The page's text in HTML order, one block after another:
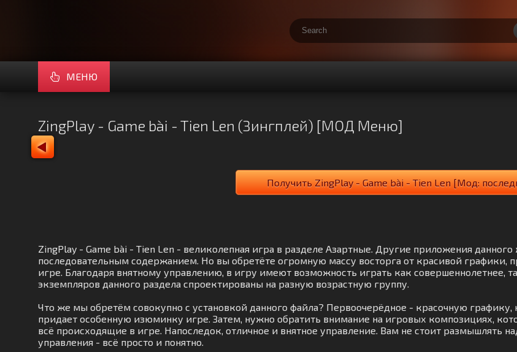
МЕНЮ
ZingPlay - Game bài - Tien Len (Зингплей) [МОД Меню]
Получить ZingPlay - Game bài - Tien Len [Мод:
ZingPlay - Game bài - Tien Len - великолепная игра в разделе Азартные. Другие приложения
последовательным содержанием. Но вы обретёте огромную массу восторга от красивой графики,
игре. Благодаря внятному управлению, в игру имеют возможность играть как совершеннолетнее,
экземпляров данного раздела спроектированы на разную возрастную группу.
Что же мы обретём совокупно с установкой данного файла? Первоочерёдное - красочную графику,
придает особенную изюминку игре. Затем, нужно обратить внимание на игровых композициях,
всё происходящие в игре. Напоследок, отличное и внятное управление. Вам не стоит размышлять
управления - всё просто и понятно.